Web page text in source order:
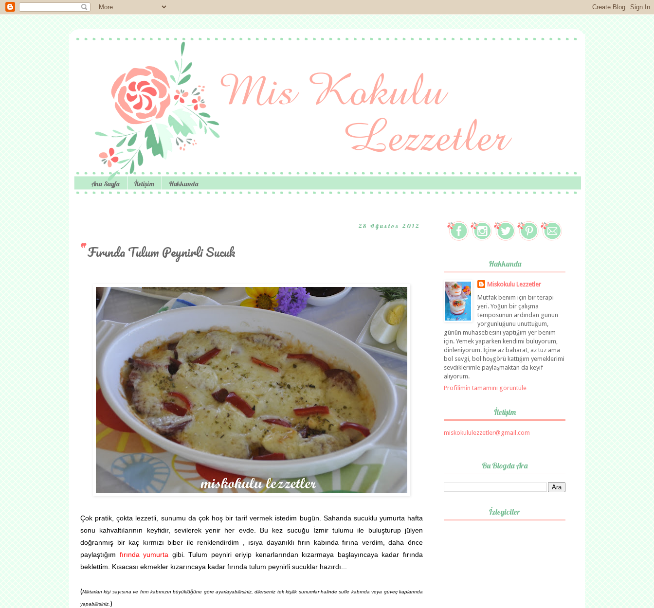
Ana Sayfa İletişim Hakkımda
28 Ağustos 2012
Fırında Tulum Peynirli Sucuk
Çok pratik, çokta lezzetli, sunumu da çok hoş bir tarif vermek istedim bugün. Sahanda sucuklu yumurta hafta
sonu kahvaltılarının keyfidir, sevilerek yenir her evde. Bu kez sucuğu İzmir tulumu ile buluşturup jülyen
doğranmış bir kaç kırmızı biber ile renklendirdim , ısıya dayanıklı fırın kabında fırına verdim, daha önce
paylaştığım fırında yumurta gibi. Tulum peyniri eriyip kenarlarından kızarmaya başlayıncaya kadar fırında
beklettim. Kısacası ekmekler kızarıncaya kadar fırında tulum peynirli sucuklar hazırdı...
(Miktarları kişi sayısına ve fırın kabınızın büyüklüğüne göre ayarlayabilirsiniz, dilerseniz tek kişilik sunumlar halinde sufle kabında veya güveç kaplarında
yapabilirsiniz. )
Hakkımda
Miskokulu Lezzetler
Mutfak benim için bir terapi
yeri. Yoğun bir çalışma
temposunun ardından günün
yorgunluğunu unuttuğum,
günün muhasebesini yaptığım yer benim
için. Yemek yaparken kendimi buluyorum,
dinleniyorum. İçine az baharat, az tuz ama
bol sevgi, bol hoşgörü kattığım yemeklerimi
sevdiklerimle paylaşmaktan da keyif
alıyorum.
Profilimin tamamını görüntüle
İletişim
miskokululezzetler@gmail.com
Bu Blogda Ara
İzleyiciler